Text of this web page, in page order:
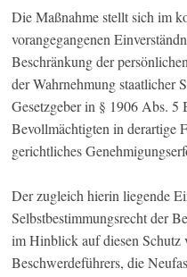
Die Maßnahme stellt sich im
vorangegangenen
Beschränkung der
der Wahrnehmung staatlicher
Gesetzgeber in § 1906 Abs.
Bevollmächtigten in derartige
gerichtliches
Der zugleich hierin liegende
Selbstbestimmungsrecht der
im Hinblick auf diesen Schutz
Beschwerdeführers, die